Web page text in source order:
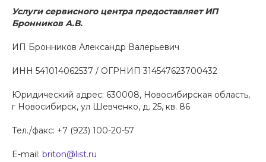
Услуги сервисного центра предоставляет ИП
Бронников А.В.
ИП Бронников Александр Валерьевич
ИНН 541014062537 / ОГРНИП 314547623700432
Юридический адрес: 630008, Новосибирская область,
г Новосибирск, ул Шевченко, д. 25, кв. 86
Тел./факс: +7 (923) 100-20-57
E-mail: briton@list.ru